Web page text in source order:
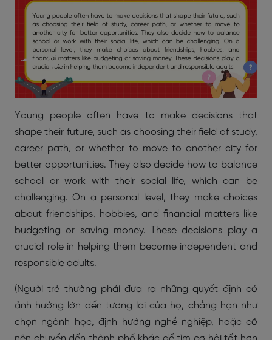
Young people often have to make decisions that
shape their future, such as choosing their field of study,
career path, or whether to move to another city for
better opportunities. They also decide how to balance
school or work with their social life, which can be
challenging. On a personal level, they make choices
about friendships, hobbies, and financial matters like
budgeting or saving money. These decisions play a
crucial role in helping them become independent and
responsible adults.
(Người trẻ thường phải đưa ra những quyết định có
ảnh hưởng lớn đến tương lai của họ, chẳng hạn như
chọn ngành học, định hướng nghề nghiệp, hoặc có